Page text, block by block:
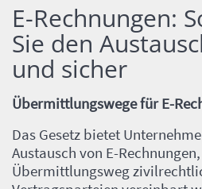
Einleitung
E-Rechnungen:
Sie den
und sicher
Übermittlungswege für E-
Das Gesetz bietet
Austausch von E-
Übermittlungsweg